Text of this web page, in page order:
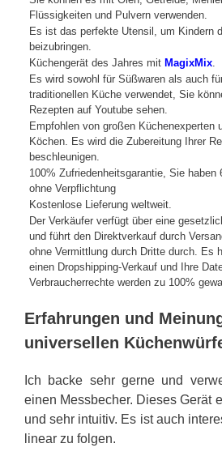
Flüssigkeiten und Pulvern verwenden.
Es ist das perfekte Utensil, um Kindern
beizubringen.
Küchengerät des Jahres mit MagixMix.
Es wird sowohl für Süßwaren als auch
traditionellen Küche verwendet, Sie
Rezepten auf Youtube sehen.
Empfohlen von großen Küchenexperten
Köchen. Es wird die Zubereitung Ihrer
beschleunigen.
100% Zufriedenheitsgarantie, Sie haben
ohne Verpflichtung
Kostenlose Lieferung weltweit.
Der Verkäufer verfügt über eine
und führt den Direktverkauf durch
ohne Vermittlung durch Dritte durch. Es
einen Dropshipping-Verkauf und Ihre
Verbraucherrechte werden zu 100%
Erfahrungen und
universellen
Ich backe sehr gerne und
einen Messbecher. Dieses Gerät
und sehr intuitiv. Es ist auch
linear zu folgen.